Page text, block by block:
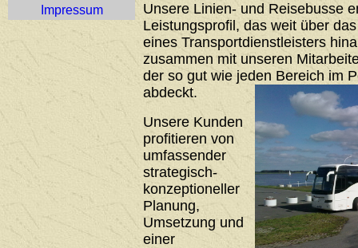
Impressum
Unsere Linien- und Reisebusse
Leistungsprofil, das weit über
eines Transportdienstleisters
zusammen mit unseren
der so gut wie jeden Bereich im
abdeckt.
Unsere Kunden
profitieren von
umfassender
strategisch-
konzeptioneller
Planung,
Umsetzung und
einer